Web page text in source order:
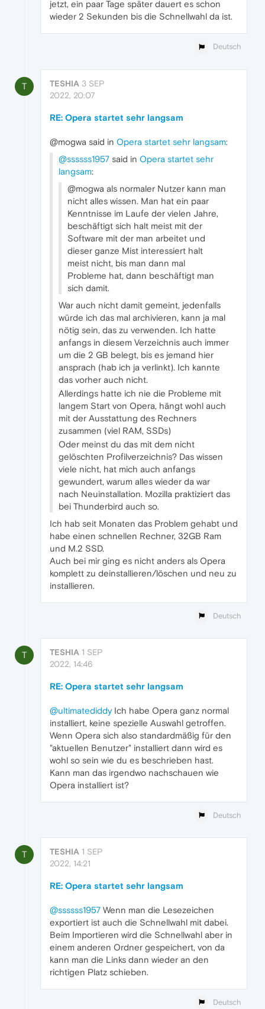
jetzt, ein paar Tage später dauert es schon
wieder 2 Sekunden bis die Schnellwahl da ist.
Deutsch
T TESHIA 3 SEP
2022, 20:07
RE: Opera startet sehr langsam
@mogwa said in Opera startet sehr langsam:
@ssssss1957 said in Opera startet sehr
langsam:
@mogwa als normaler Nutzer kann man
nicht alles wissen. Man hat ein paar
Kenntnisse im Laufe der vielen Jahre,
beschäftigt sich halt meist mit der
Software mit der man arbeitet und
dieser ganze Mist interessiert halt
meist nicht, bis man dann mal
Probleme hat, dann beschäftigt man
sich damit.
War auch nicht damit gemeint, jedenfalls
würde ich das mal archivieren, kann ja mal
nötig sein, das zu verwenden. Ich hatte
anfangs in diesem Verzeichnis auch immer
um die 2 GB belegt, bis es jemand hier
ansprach (hab ich ja verlinkt). Ich kannte
das vorher auch nicht.
Allerdings hatte ich nie die Probleme mit
langem Start von Opera, hängt wohl auch
mit der Ausstattung des Rechners
zusammen (viel RAM, SSDs)
Oder meinst du das mit dem nicht
gelöschten Profilverzeichnis? Das wissen
viele nicht, hat mich auch anfangs
gewundert, warum alles wieder da war
nach Neuinstallation. Mozilla praktiziert das
bei Thunderbird auch so.
Ich hab seit Monaten das Problem gehabt und
habe einen schnellen Rechner, 32GB Ram
und M.2 SSD.
Auch bei mir ging es nicht anders als Opera
komplett zu deinstallieren/löschen und neu zu
installieren.
Deutsch
T TESHIA 1 SEP
2022, 14:46
RE: Opera startet sehr langsam
@ultimatediddyIch habe Opera ganz normal
installiert, keine spezielle Auswahl getroffen.
Wenn Opera sich also standardmäßig für den
"aktuellen Benutzer" installiert dann wird es
wohl so sein wie du es beschrieben hast.
Kann man das irgendwo nachschauen wie
Opera installiert ist?
Deutsch
T TESHIA 1 SEP
2022, 14:21
RE: Opera startet sehr langsam
@ssssss1957 Wenn man die Lesezeichen
exportiert ist auch die Schnellwahl mit dabei.
Beim Importieren wird die Schnellwahl aber in
einem anderen Ordner gespeichert, von da
kann man die Links dann wieder an den
richtigen Platz schieben.
Deutsch